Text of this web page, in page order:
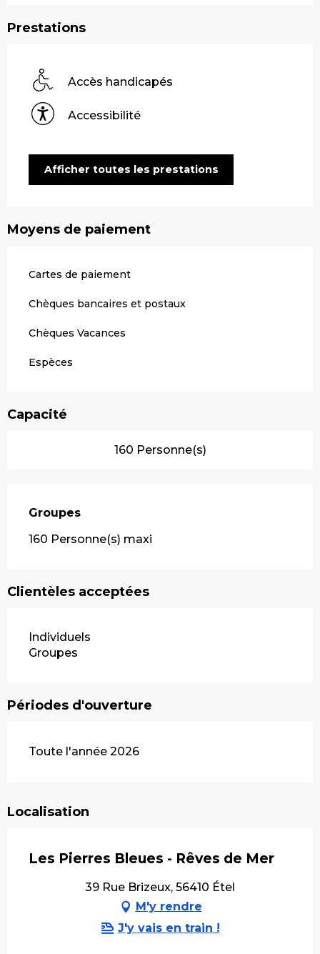
Prestations
Accès handicapés
Accessibilité
Afficher toutes les prestations
Moyens de paiement
Cartes de paiement
Chèques bancaires et postaux
Chèques Vacances
Espèces
Capacité
160 Personne(s)
Groupes
Groupes
160 Personne(s) maxi
Clientèles acceptées
Individuels
Groupes
Périodes d'ouverture
Toute l'année 2026
Localisation
Les Pierres Bleues - Rêves de Mer
39 Rue Brizeux, 56410 Étel
M'y rendre
J'y vais en train !